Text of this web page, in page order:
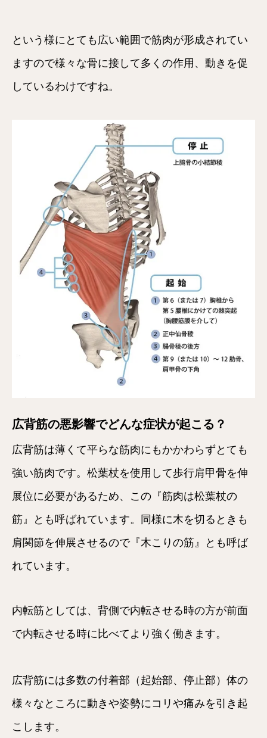
という様にとても広い範囲で筋肉が形成されてい
ますので様々な骨に接して多くの作用、動きを促
しているわけですね。
広背筋の悪影響でどんな症状が起こる？
広背筋は薄くて平らな筋肉にもかかわらずとても
強い筋肉です。松葉杖を使用して歩行肩甲骨を伸
展位に必要があるため、この『筋肉は松葉杖の
筋』とも呼ばれています。同様に木を切るときも
肩関節を伸展させるので『木こりの筋』とも呼ば
れています。
内転筋としては、背側で内転させる時の方が前面
で内転させる時に比べてより強く働きます。
広背筋には多数の付着部（起始部、停止部）体の
様々なところに動きや姿勢にコリや痛みを引き起
こします。